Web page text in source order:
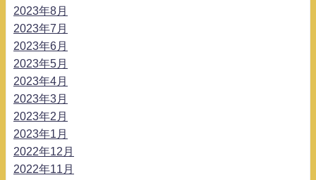
2023年8月
2023年7月
2023年6月
2023年5月
2023年4月
2023年3月
2023年2月
2023年1月
2022年12月
2022年11月